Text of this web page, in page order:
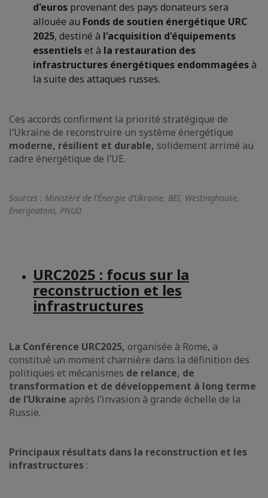
d'euros provenant des pays donateurs sera
allouée au Fonds de soutien énergétique URC
2025, destiné à l'acquisition d'équipements
essentielset à la restauration des
infrastructures énergétiques endommagéesà
la suite des attaques russes.
Ces accords confirment la priorité stratégique de
l’Ukraine de reconstruire un système énergétique
moderne, résilient et durable, solidement arrimé au
cadre énergétique de l’UE.
Sources : Ministère de l’Énergie d’Ukraine, BEI, Westinghouse,
Energoatom, PNUD
URC2025 : focus sur la
reconstruction et les
infrastructures
La Conférence URC2025, organisée à Rome, a
constitué un moment charnière dans la définition des
politiques et mécanismes de relance, de
transformation et de développement à long terme
de l’Ukraine après l’invasion à grande échelle de la
Russie.
Principaux résultats dans la reconstruction et les
infrastructures :